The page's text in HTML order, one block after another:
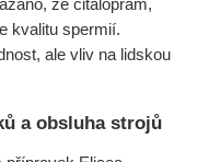
že citalopram,
kvalitu spermií.
ale vliv na lidskou
a obsluha strojů